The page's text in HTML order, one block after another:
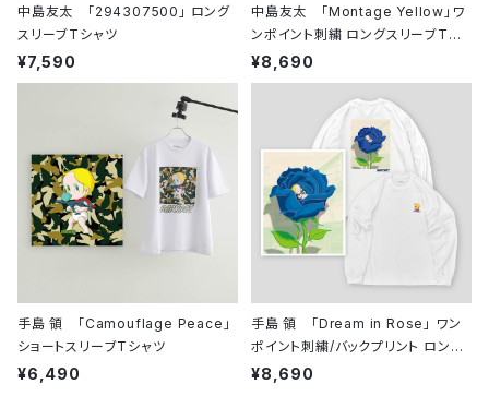
中島友太 「294307500」 ロング
スリーブTシャツ
¥7,590
中島友太 「Montage Yellow」ワ
ンポイント刺繍 ロングスリーブTシ
ャツ
¥8,690
手島 領 「Camouflage Peace」
ショートスリーブTシャツ
¥6,490
手島 領 「Dream in Rose」 ワン
ポイント刺繍/バックプリント ロング
スリーブシャツ
¥8,690